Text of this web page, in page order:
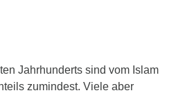
Jahrhunderts sind vom Islam
zumindest. Viele aber